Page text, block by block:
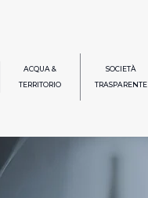
ACQUA &
TERRITORIO
SOCIETÀ
TRASPARENTE